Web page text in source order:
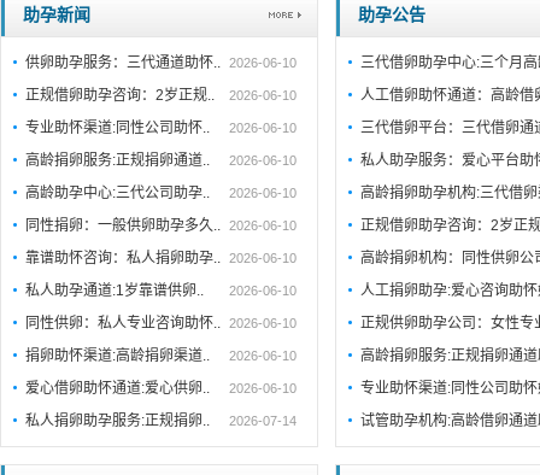
孕，点击查看。...
助孕新闻
供卵助孕服务：三代通道助怀.. 2026-06-10
正规借卵助孕咨询：2岁正规.. 2026-06-10
专业助怀渠道:同性公司助怀.. 2026-06-10
高龄捐卵服务:正规捐卵通道.. 2026-06-10
高龄助孕中心:三代公司助孕.. 2026-06-10
同性捐卵：一般供卵助孕多久.. 2026-06-10
靠谱助怀咨询：私人捐卵助孕.. 2026-06-10
私人助孕通道:1岁靠谱供卵.. 2026-06-10
同性供卵：私人专业咨询助怀.. 2026-06-10
捐卵助怀渠道:高龄捐卵渠道.. 2026-06-10
爱心借卵助怀通道:爱心供卵.. 2026-06-10
私人捐卵助孕服务:正规捐卵.. 2026-07-14
助孕公告
三代借卵助孕中心:三个月
人工借卵助怀通道：高龄
三代借卵平台：三代借卵
私人助孕服务：爱心平台助
高龄捐卵助孕机构:三代借
正规借卵助孕咨询：2岁正
高龄捐卵机构：同性供卵
人工捐卵助孕:爱心咨询助
正规供卵助孕公司：女性
高龄捐卵服务:正规捐卵通
专业助怀渠道:同性公司助
试管助孕机构:高龄借卵通